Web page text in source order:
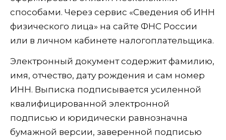
способами. Через сервис «Сведения об ИНН
физического лица» на сайте ФНС России
или в личном кабинете налогоплательщика.
Электронный документ содержит фамилию,
имя, отчество, дату рождения и сам номер
ИНН. Выписка подписывается усиленной
квалифицированной электронной
подписью и юридически равнозначна
бумажной версии, заверенной подписью